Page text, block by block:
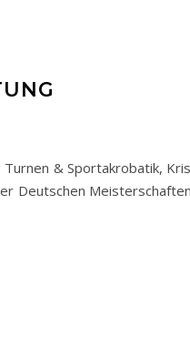
& Sportakrobatik,
Deutschen